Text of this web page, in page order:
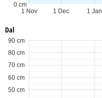
1 Nov 1 Dec 1 Jan
0 cm
Dal
50 cm
60 cm
70 cm
80 cm
90 cm